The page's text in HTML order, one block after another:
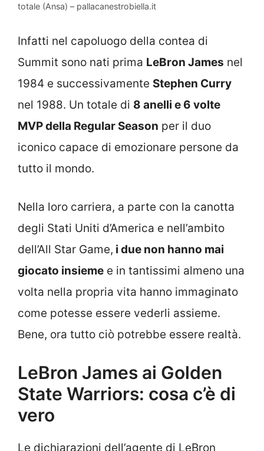
totale (Ansa) – pallacanestrobiella.it
Infatti nel capoluogo della contea di
Summit sono nati prima LeBron James nel
1984 e successivamente Stephen Curry
nel 1988. Un totale di 8 anelli e 6 volte
MVP della Regular Season per il duo
iconico capace di emozionare persone da
tutto il mondo.
Nella loro carriera, a parte con la canotta
degli Stati Uniti d’America e nell’ambito
dell’All Star Game, i due non hanno mai
giocato insieme e in tantissimi almeno una
volta nella propria vita hanno immaginato
come potesse essere vederli assieme.
Bene, ora tutto ciò potrebbe essere realtà.
LeBron James ai Golden
State Warriors: cosa c’è di
vero
Le dichiarazioni dell’agente di LeBron